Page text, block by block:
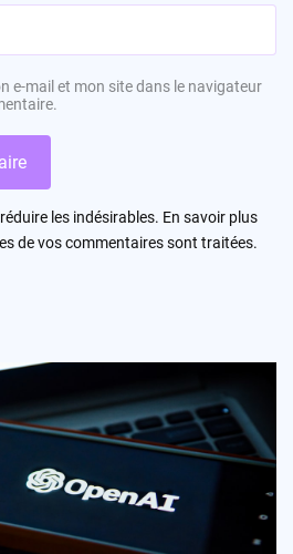
e-mail et mon site dans le navigateur
les indésirables. En savoir plus
de vos commentaires sont traitées.